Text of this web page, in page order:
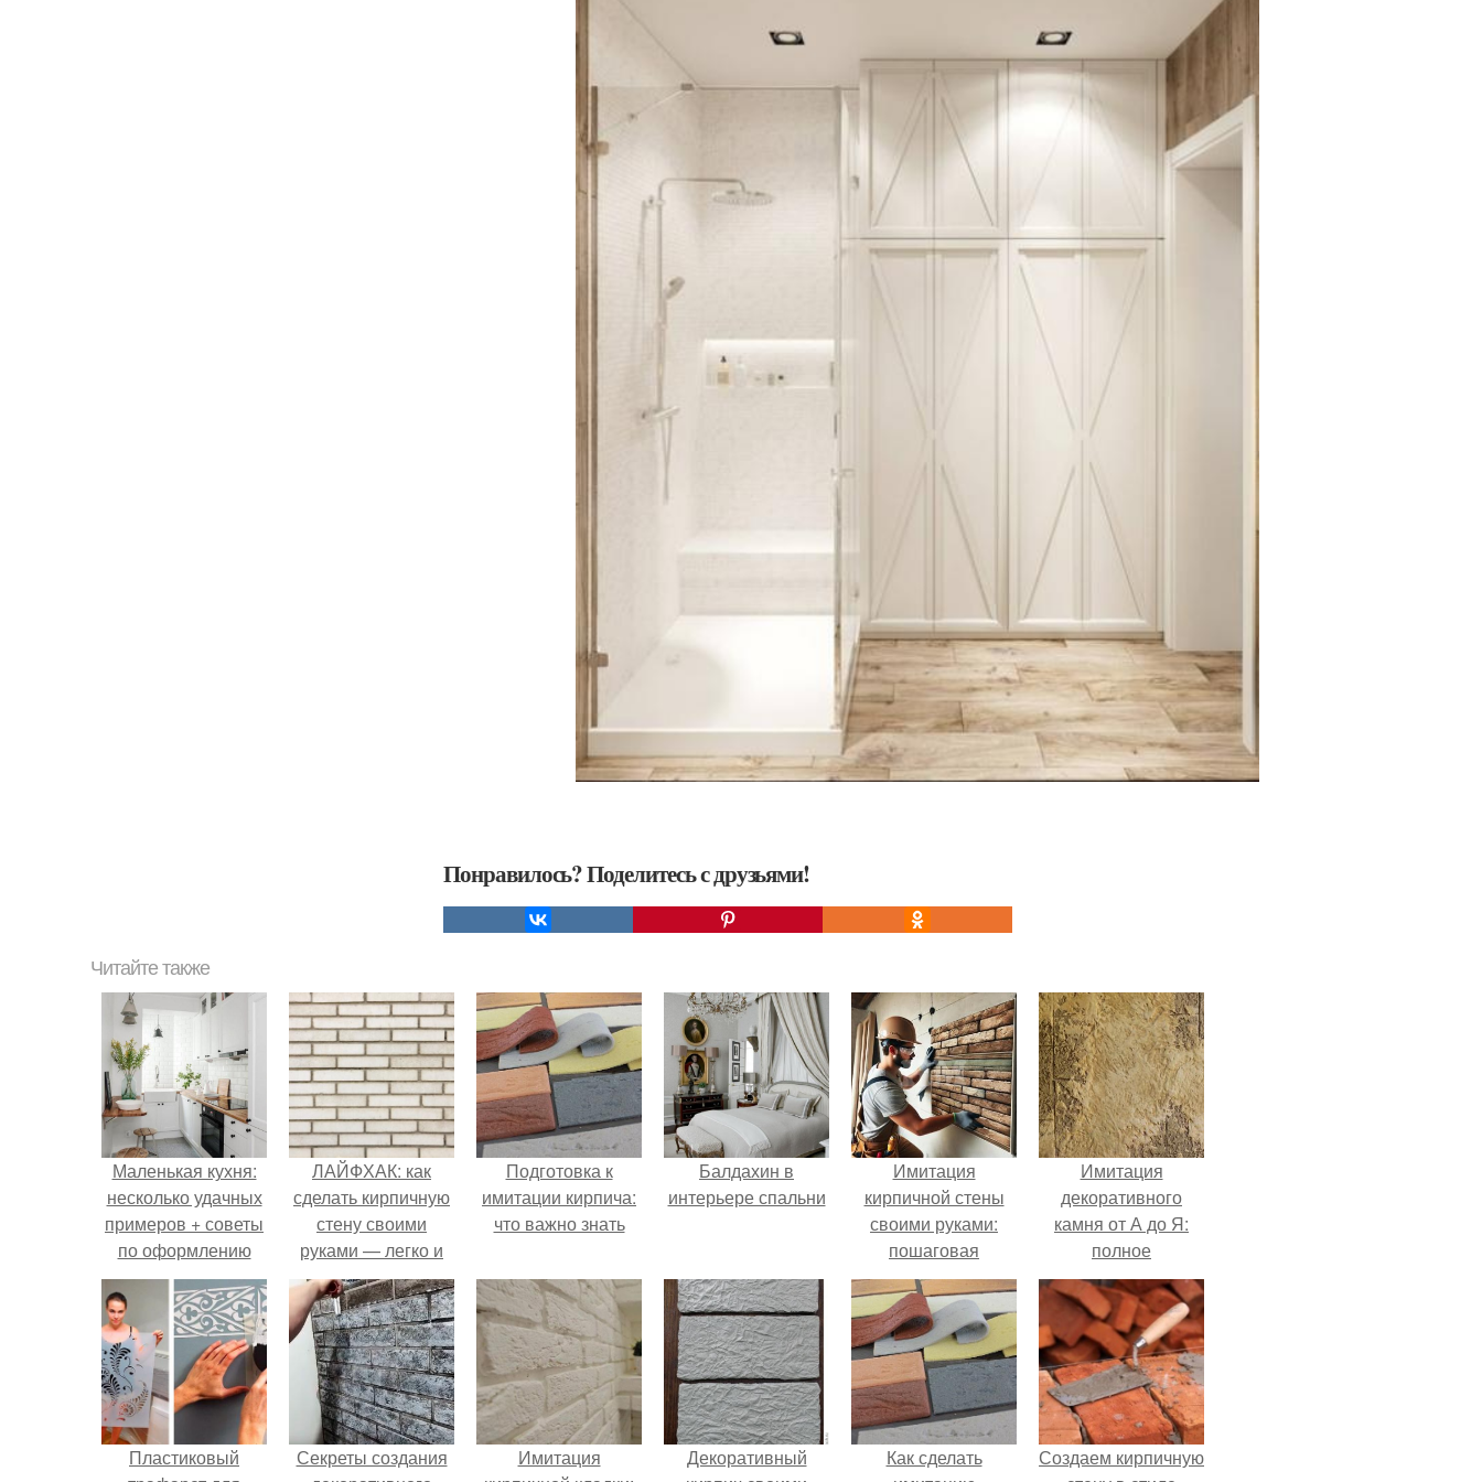
Понравилось? Поделитесь с друзьями!
Читайте также
Маленькая кухня:
несколько удачных
примеров + советы
по оформлению
ЛАЙФХАК: как
сделать кирпичную
стену своими
руками — легко и
просто
Подготовка к
имитации кирпича:
что важно знать
Балдахин в
интерьере спальни
Имитация
кирпичной стены
своими руками:
пошаговая
инструкция
Имитация
декоративного
камня от А до Я:
полное
руководство
Пластиковый
Секреты создания
Имитация
Декоративный
Как сделать
Создаем кирпичную